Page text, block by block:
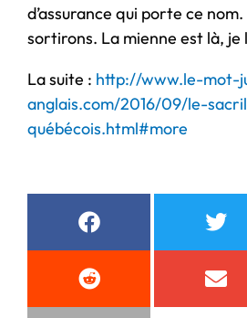
d’assurance qui porte ce
sortirons. La mienne est là, je
La suite : http://www.le-mot-
anglais.com/2016/09/le-
québécois.html#more